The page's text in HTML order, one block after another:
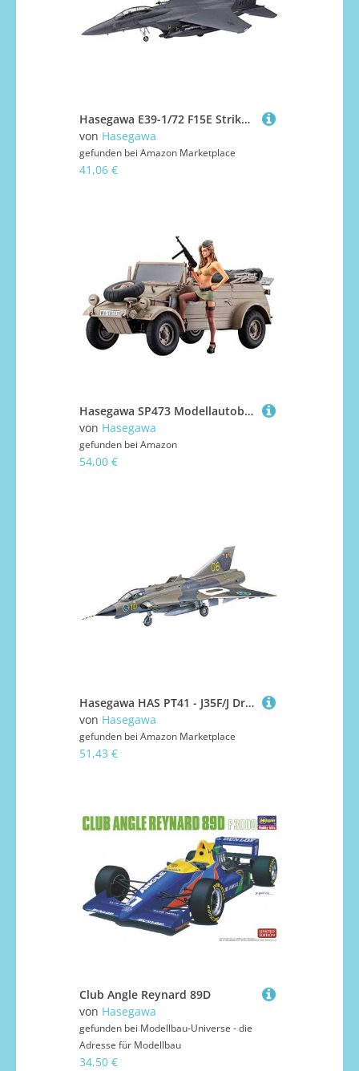
Hasegawa E39-1/72 F15E Strike Eagle, Plastikmodellbau
von Hasegawa
gefunden bei Amazon Marketplace
41,06 €
Hasegawa SP473 Modellautobausatz, Mehrfarbig
von Hasegawa
gefunden bei Amazon
54,00 €
Hasegawa HAS PT41 - J35F/J Draken
von Hasegawa
gefunden bei Amazon Marketplace
51,43 €
Club Angle Reynard 89D
von Hasegawa
gefunden bei Modellbau-Universe - die
Adresse für Modellbau
34,50 €